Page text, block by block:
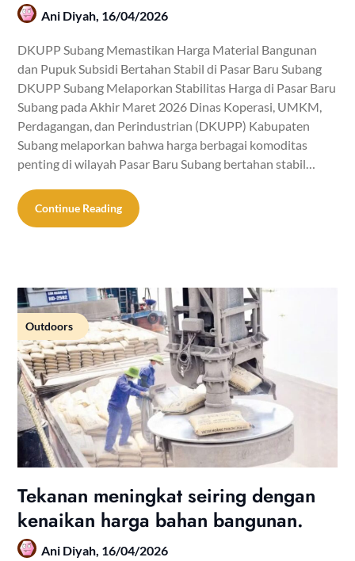
Ani Diyah, 16/04/2026
DKUPP Subang Memastikan Harga Material Bangunan
dan Pupuk Subsidi Bertahan Stabil di Pasar Baru Subang
DKUPP Subang Melaporkan Stabilitas Harga di Pasar Baru
Subang pada Akhir Maret 2026 Dinas Koperasi, UMKM,
Perdagangan, dan Perindustrian (DKUPP) Kabupaten
Subang melaporkan bahwa harga berbagai komoditas
penting di wilayah Pasar Baru Subang bertahan stabil…
Continue Reading
Outdoors
Tekanan meningkat seiring dengan
kenaikan harga bahan bangunan.
Ani Diyah, 16/04/2026